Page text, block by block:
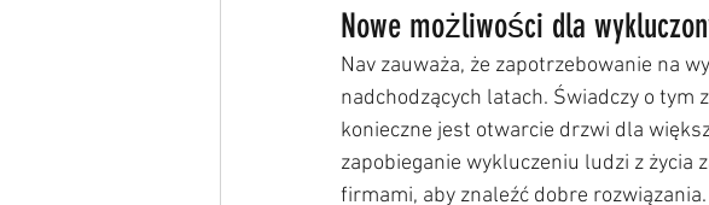
Nowe możliwości dla
Nav zauważa, że zapotrzebowanie na
nadchodzących latach. Świadczy o tym
konieczne jest otwarcie drzwi dla
zapobieganie wykluczeniu ludzi z życia
firmami, aby znaleźć dobre rozwiązania.